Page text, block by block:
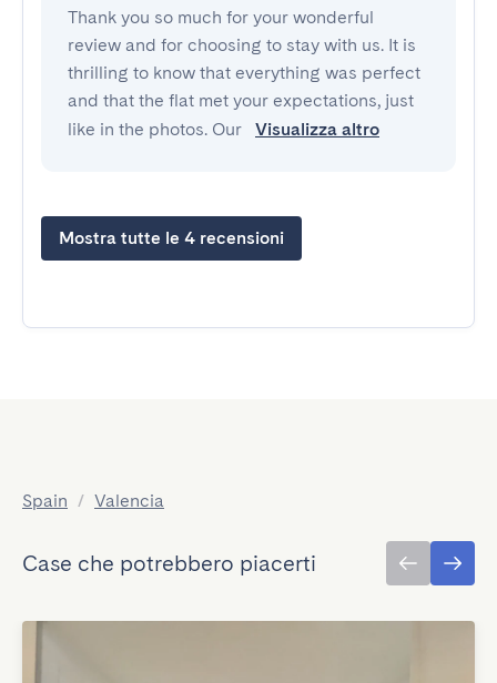
Thank you so much for your wonderful
review and for choosing to stay with us. It is
thrilling to know that everything was perfect
and that the flat met your expectations, just
like in the photos. Our
Visualizza altro
Mostra tutte le 4 recensioni
Spain / Valencia
Case che potrebbero piacerti